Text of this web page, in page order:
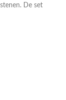
De set